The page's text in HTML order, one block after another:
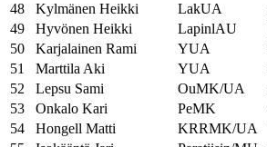
48
Kylmänen Heikki LakUA
49
Hyvönen Heikki LapinlAU
50
Karjalainen Rami YUA
51
Marttila Aki YUA
52
Lepsu Sami OuMK/UA
53
Onkalo Kari PeMK
54
Hongell Matti KRRMK/UA